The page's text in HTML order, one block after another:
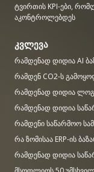
ტვირთის KPI-ები,
აკონტროლებდეს
კვლევა
რამდენად დიდია AI
რამდენ CO2-ს
რამდენად დიდია
რამდენად დიდია
რამდენი საწარმოო
რა ზომისაა ERP-ის
რამდენად დიდია